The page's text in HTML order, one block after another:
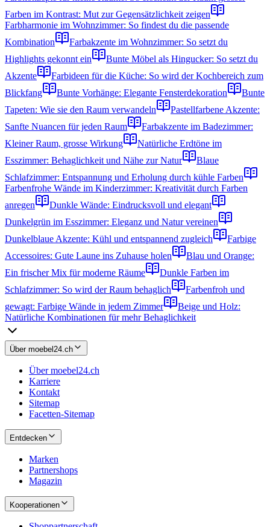
Farben im Kontrast: Mut zur Gegensätzlichkeit zeigen
Farbharmonie im Wohnzimmer: So findest du die passende
Kombination
Farbakzente im Wohnzimmer: So setzt du
Highlights gekonnt ein
Bunte Möbel als Hingucker: So setzt du
Akzente
Farbideen für die Küche: So wird der Kochbereich zum
Blickfang
Bunte Vorhänge: Elegante Fensterdekoration
Bunte
Tapeten: Wie sie den Raum verwandeln
Pastellfarbene Akzente:
Sanfte Nuancen für jeden Raum
Farbakzente im Badezimmer:
Kleiner Raum, grosse Wirkung
Natürliche Erdtöne im
Esszimmer: Behaglichkeit und Nähe zur Natur
Blaue
Schlafzimmer: Entspannung und Erholung durch kühle Farben
Farbenfrohe Wände im Kinderzimmer: Kreativität durch Farben
anregen
Dunkle Wände: Eindrucksvoll und elegant
Dunkelgrün im Esszimmer: Eleganz und Natur vereinen
Dunkelblaue Akzente: Kühl und entspannend zugleich
Farbige
Accessoires: Gute Laune ins Zuhause holen
Blau und Orange:
Ein frischer Mix für moderne Räume
Dunkle Farben im
Schlafzimmer: So wird der Raum behaglich
Farbenfroh und
gewagt: Farbige Wände in jedem Zimmer
Beige und Holz:
Natürliche Kombinationen für mehr Behaglichkeit
Über moebel24.ch
Über moebel24.ch
Karriere
Kontakt
Sitemap
Facetten-Sitemap
Entdecken
Marken
Partnershops
Magazin
Kooperationen